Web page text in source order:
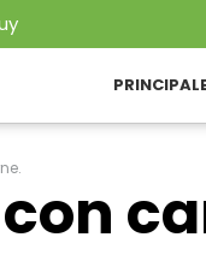
PRINCIPAL